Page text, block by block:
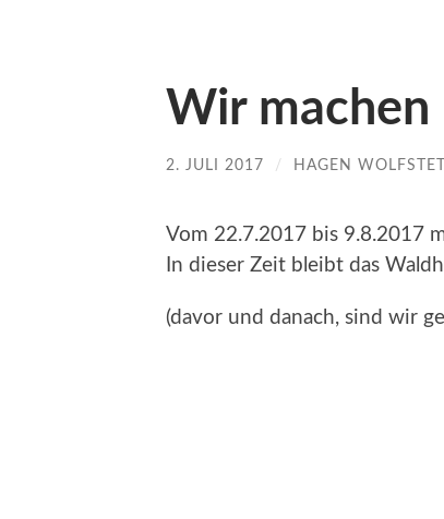
Wir machen
2. JULI 2017 / HAGEN
Vom 22.7.2017 bis 9.8.2017
In dieser Zeit bleibt das
(davor und danach, sind wir